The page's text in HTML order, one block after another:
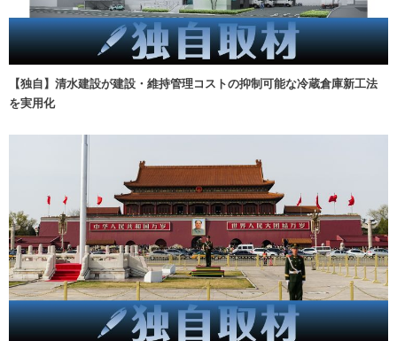
【独自】清水建設が建設・維持管理コストの抑制可能な冷蔵倉庫新工法
を実用化